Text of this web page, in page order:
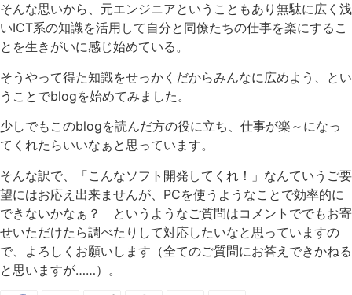
そんな思いから、元エンジニアということもあり無駄に広く浅
いICT系の知識を活用して自分と同僚たちの仕事を楽にするこ
とを生きがいに感じ始めている。
そうやって得た知識をせっかくだからみんなに広めよう、とい
うことでblogを始めてみました。
少しでもこのblogを読んだ方の役に立ち、仕事が楽～になっ
てくれたらいいなぁと思っています。
そんな訳で、「こんなソフト開発してくれ！」なんていうご要
望にはお応え出来ませんが、PCを使うようなことで効率的に
できないかなぁ？ というようなご質問はコメントででもお寄
せいただけたら調べたりして対応したいなと思っていますの
で、よろしくお願いします（全てのご質問にお答えできかねる
と思いますが……）。